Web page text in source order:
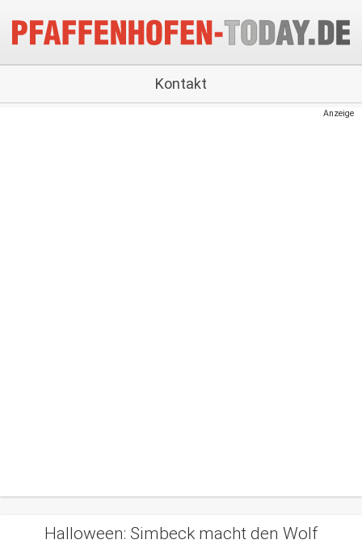
Kontakt
Anzeige
Halloween: Simbeck macht den Wolf